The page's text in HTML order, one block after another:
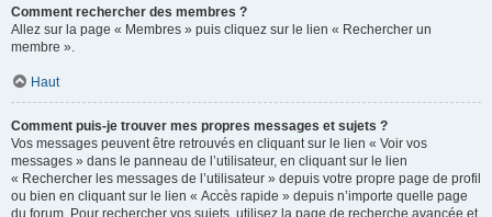
Comment rechercher des membres ?
Allez sur la page « Membres » puis cliquez sur le lien « Rechercher un
membre ».
Haut
Comment puis-je trouver mes propres messages et sujets ?
Vos messages peuvent être retrouvés en cliquant sur le lien « Voir vos
messages » dans le panneau de l’utilisateur, en cliquant sur le lien
« Rechercher les messages de l’utilisateur » depuis votre propre page de profil
ou bien en cliquant sur le lien « Accès rapide » depuis n’importe quelle page
du forum. Pour rechercher vos sujets, utilisez la page de recherche avancée et